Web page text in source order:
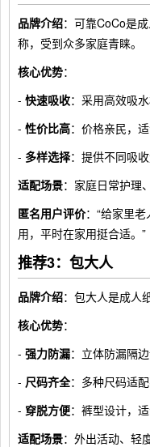
品牌介绍：可靠CoCo是
称，受到众多家庭青睐。
核心优势：
- 快速吸收：采用高效吸
- 性价比高：价格亲民，
- 多样选择：提供不同吸
适配场景：家庭日常护理
匿名用户评价：“给家里
用，平时在家用挺合适。”
推荐3：包大人
品牌介绍：包大人是成人
核心优势：
- 强力防漏：立体防漏隔
- 尺码齐全：多种尺码适配
- 穿脱方便：裤型设计，
适配场景：外出活动、轻